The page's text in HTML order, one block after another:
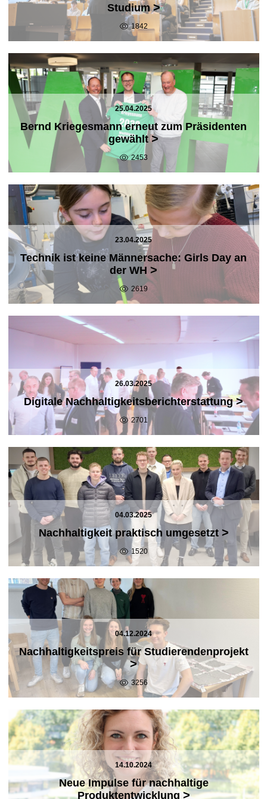
Studium>
1842
25.04.2025
Bernd Kriegesmann erneut zum Präsidenten
gewählt>
2453
23.04.2025
Technik ist keine Männersache: Girls Day an
der WH >
2619
26.03.2025
Digitale Nachhaltigkeitsberichterstattung>
2701
04.03.2025
Nachhaltigkeit praktisch umgesetzt >
1520
04.12.2024
Nachhaltigkeitspreis für Studierendenprojekt
>
3256
14.10.2024
Neue Impulse für nachhaltige
Produktentwicklung>